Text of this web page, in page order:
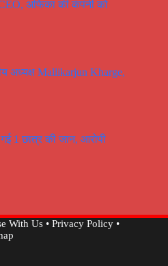
अर्फिका की कंपंनी को
अध्यक्ष Mallikarjun Kharge,
1 छात्र की जान, आरोपी
With Us• Privacy Policy•